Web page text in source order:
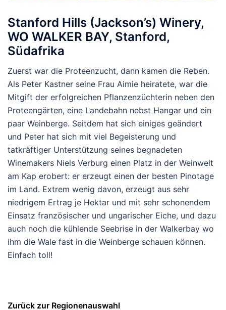
Stanford Hills (Jackson’s) Winery,
WO WALKER BAY, Stanford,
Südafrika
Zuerst war die Proteenzucht, dann kamen die Reben.
Als Peter Kastner seine Frau Aimie heiratete, war die
Mitgift der erfolgreichen Pflanzenzüchterin neben den
Proteengärten, eine Landebahn nebst Hangar und ein
paar Weinberge. Seitdem hat sich einiges geändert
und Peter hat sich mit viel Begeisterung und
tatkräftiger Unterstützung seines begnadeten
Winemakers Niels Verburg einen Platz in der Weinwelt
am Kap erobert: er erzeugt einen der besten Pinotage
im Land. Extrem wenig davon, erzeugt aus sehr
niedrigem Ertrag je Hektar und mit sehr schonendem
Einsatz französischer und ungarischer Eiche, und dazu
auch noch die kühlende Seebrise in der Walkerbay wo
ihm die Wale fast in die Weinberge schauen können.
Einfach toll!
Zurück zur Regionenauswahl